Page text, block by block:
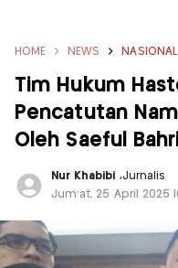
HOME NEWS NASIONAL
Tim Hukum
Pencatutan
Oleh Saeful
Nur Khabibi ,Jurnalis
Jum'at, 25 April 2025